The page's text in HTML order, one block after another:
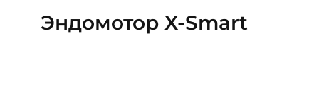
Эндомотор X-Smart